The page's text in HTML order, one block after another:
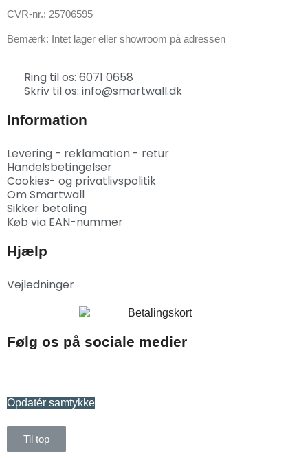
CVR-nr.: 25706595
Bemærk: Intet lager eller showroom på adressen
Ring til os: 6071 0658
Skriv til os: info@smartwall.dk
Information
Levering - reklamation - retur
Handelsbetingelser
Cookies- og privatlivspolitik
Om Smartwall
Sikker betaling
Køb via EAN-nummer
Hjælp
Vejledninger
Følg os på sociale medier
Opdatér samtykke
Til top